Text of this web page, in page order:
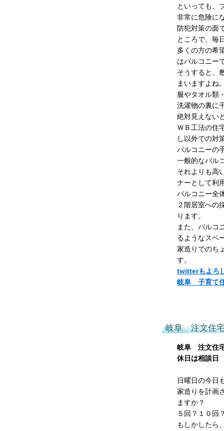
といっても、
非常に危険に
防犯対策の面
ところで、毎
多くの方の希
はバルコニー
そうすると、
まいますよね
服やタオル類
洗濯物の裏に
絶対見えない
ＷＢ工法の住
し以外での対
バルコニーの
一般的なバル
それよりも高
ナーとして利
バルコニー全
２階居室への
ります。
また、バルコ
るようなスペ
家造りでのち
す。
twitterもよろ
岐阜 子育て
岐阜 注文住
岐阜 注文住
休日は相談日
日曜日の今日
家造りを計画
ますか？
５回？１０回
もしかしたら